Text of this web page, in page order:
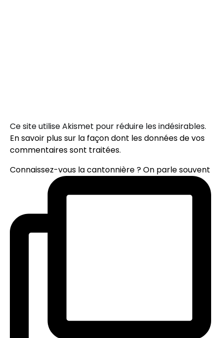
Ce site utilise Akismet pour réduire les indésirables.
En savoir plus sur la façon dont les données de vos
commentaires sont traitées.
Connaissez-vous la cantonnière ? On parle souvent